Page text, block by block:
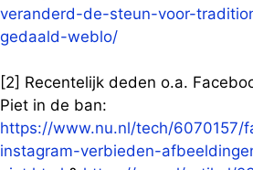
veranderd-de-steun-voor-
gedaald-weblo/
[2] Recentelijk deden o.a.
Piet in de ban:
https://www.nu.nl/tech/6070157/
instagram-verbieden-